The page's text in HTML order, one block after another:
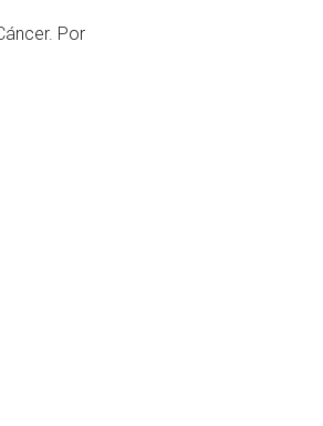
Por